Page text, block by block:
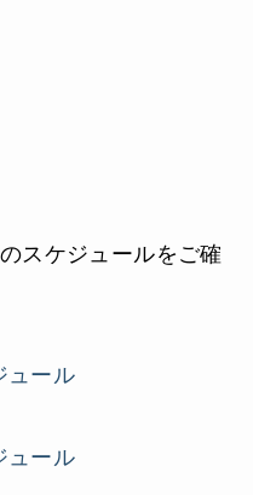
スケジュールをご確
ュール
ュール